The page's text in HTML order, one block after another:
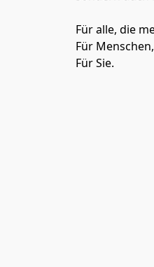
Für alle, die
Für
Für Sie.